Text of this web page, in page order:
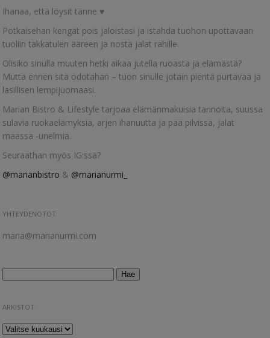
Ihanaa, että löysit tänne ♥
Potkaisehan kengät pois jaloistasi ja istahda tuohon upottavaan
tuoliin takkatulen ääreen ja nosta jalat rahille.
Olisiko sinulla muuten hetki aikaa jutella ruoasta ja elämästä?
Mutta ennen sitä odotahan – tuon sinulle jotain pientä purtavaa ja
lasillisen lempijuomaasi.
Marian Bistro & Lifestyle tarjoaa elämänmakuisia tarinoita, suussa
sulavia ruokaelämyksiä, arjen ihanuutta ja pää pilvissä, jalat
maassa -unelmia.
Seuraathan myös IG:ssä?
@marianbistro & @marianurmi_
YHTEYDENOTOT:
maria@marianurmi.com
ARKISTOT
Arkistot